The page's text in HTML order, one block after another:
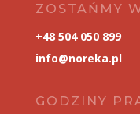
ZOSTAŃMY
+48 504 050 899
info@noreka.pl
GODZINY